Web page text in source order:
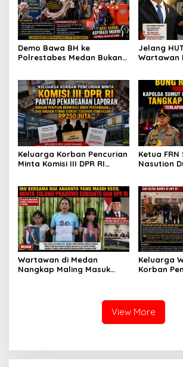
Demo Bawa BH ke
Polrestabes Medan Bukan
dan Rasa Kecewa
Lambatnya Penanganan
Pekara di Polrestabes
Medan
Jelang
Wartawan
Jadi
Perhatian
Prabowo
Keluarga Korban Pencurian
Minta Komisi III DPR RI
Bermodus Surat
Perdamaian dan Dugaan
Fitnah Terkait Tuduhan
Pemerasan Rp250 Juta
Ketua FRN
Nasution
Kasus
dan Fitnah
Wartawan di Medan
Nangkap Maling Masuk
yang Masih Kecil Minta
Tolong Prabowo Subianto
Keluarga
Korban
Medan,
Presiden
III DPR RI
View More